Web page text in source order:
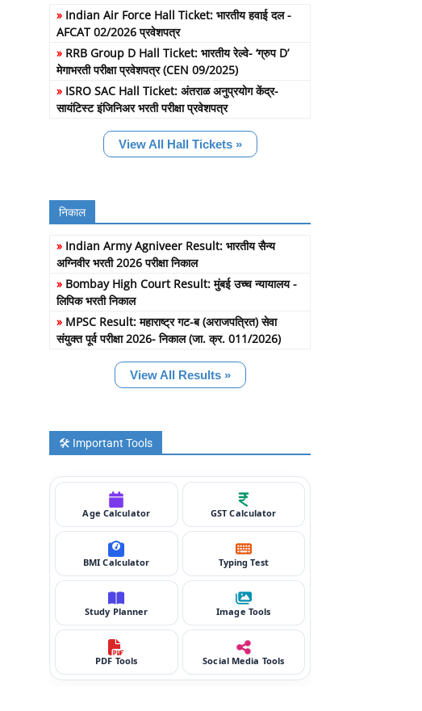
» Indian Air Force Hall Ticket: भारतीय हवाई दल -
AFCAT 02/2026 प्रवेशपत्र
» RRB Group D Hall Ticket: भारतीय रेल्वे- ‘ग्रुप D’
मेगाभरती परीक्षा प्रवेशपत्र (CEN 09/2025)
» ISRO SAC Hall Ticket: अंतराळ अनुप्रयोग केंद्र-
सायंटिस्ट इंजिनिअर भरती परीक्षा प्रवेशपत्र
View All Hall Tickets »
निकाल
» Indian Army Agniveer Result: भारतीय सैन्य
अग्निवीर भरती 2026 परीक्षा निकाल
» Bombay High Court Result: मुंबई उच्च न्यायालय -
लिपिक भरती निकाल
» MPSC Result: महाराष्ट्र गट-ब (अराजपत्रित) सेवा
संयुक्त पूर्व परीक्षा 2026- निकाल (जा. क्र. 011/2026)
View All Results »
🛠️ Important Tools
Age Calculator GST Calculator
BMI Calculator Typing Test
Study Planner Image Tools
PDF Tools Social Media Tools